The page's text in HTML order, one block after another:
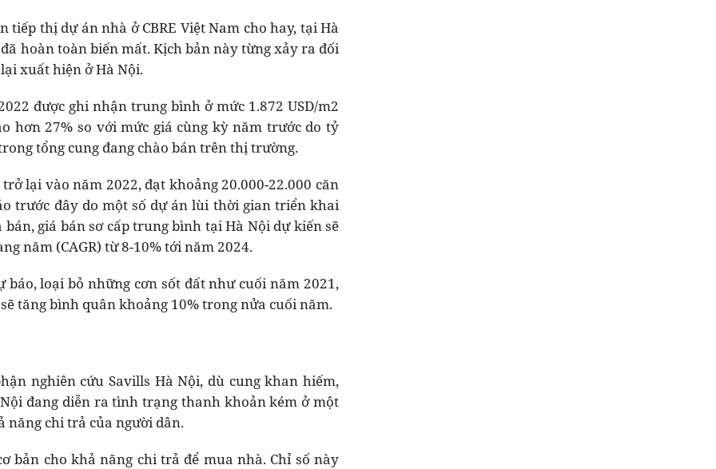
tiếp thị dự án nhà ở CBRE Việt Nam cho hay, tại Hà
hoàn toàn biến mất. Kịch bản này từng xảy ra đối
xuất hiện ở Hà Nội.
được ghi nhận trung bình ở mức 1.872 USD/m2
hơn 27% so với mức giá cùng kỳ năm trước do tỷ
tổng cung đang chào bán trên thị trường.
lại vào năm 2022, đạt khoảng 20.000-22.000 căn
trước đây do một số dự án lùi thời gian triển khai
bán, giá bán sơ cấp trung bình tại Hà Nội dự kiến sẽ
năm (CAGR) từ 8-10% tới năm 2024.
báo, loại bỏ những cơn sốt đất như cuối năm 2021,
tăng bình quân khoảng 10% trong nửa cuối năm.
nghiên cứu Savills Hà Nội, dù cung khan hiếm,
đang diễn ra tình trạng thanh khoản kém ở một
năng chi trả của người dân.
bản cho khả năng chi trả để mua nhà. Chỉ số này